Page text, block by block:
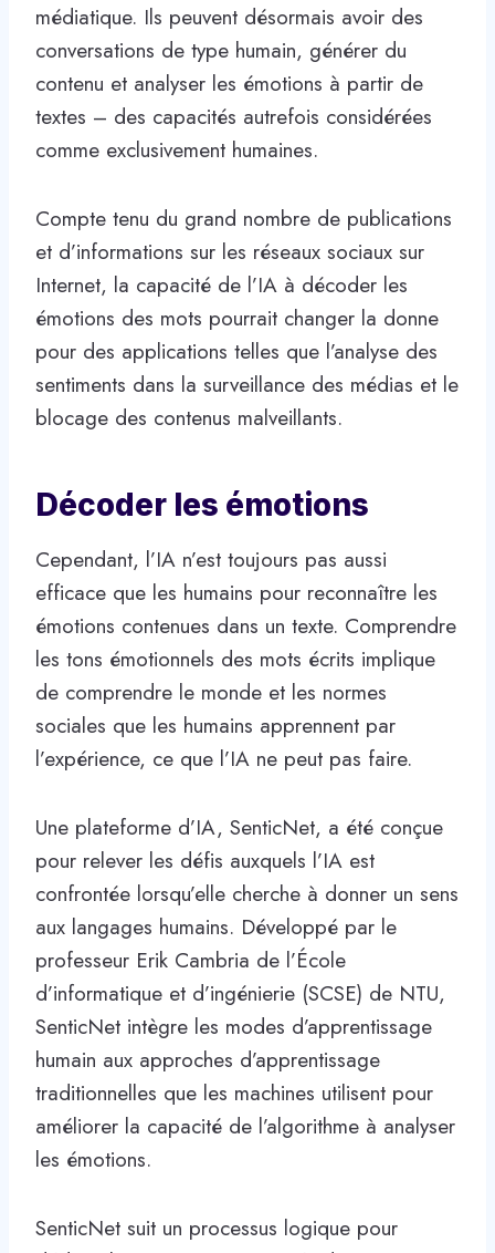
médiatique. Ils peuvent désormais avoir des
conversations de type humain, générer du
contenu et analyser les émotions à partir de
textes – des capacités autrefois considérées
comme exclusivement humaines.
Compte tenu du grand nombre de publications
et d’informations sur les réseaux sociaux sur
Internet, la capacité de l’IA à décoder les
émotions des mots pourrait changer la donne
pour des applications telles que l’analyse des
sentiments dans la surveillance des médias et le
blocage des contenus malveillants.
Décoder les émotions
Cependant, l’IA n’est toujours pas aussi
efficace que les humains pour reconnaître les
émotions contenues dans un texte. Comprendre
les tons émotionnels des mots écrits implique
de comprendre le monde et les normes
sociales que les humains apprennent par
l’expérience, ce que l’IA ne peut pas faire.
Une plateforme d’IA, SenticNet, a été conçue
pour relever les défis auxquels l’IA est
confrontée lorsqu’elle cherche à donner un sens
aux langages humains. Développé par le
professeur Erik Cambria de l’École
d’informatique et d’ingénierie (SCSE) de NTU,
SenticNet intègre les modes d’apprentissage
humain aux approches d’apprentissage
traditionnelles que les machines utilisent pour
améliorer la capacité de l’algorithme à analyser
les émotions.
SenticNet suit un processus logique pour